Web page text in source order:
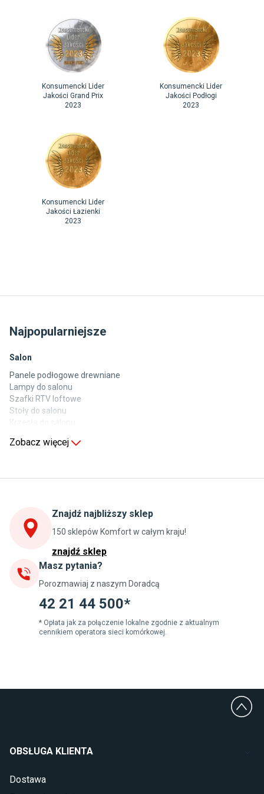
Konsumencki Lider
Jakości Grand Prix
2023
Konsumencki Lider
Jakości Podłogi
2023
Konsumencki Lider
Jakości Łazienki
2023
Najpopularniejsze
Salon
Panele podłogowe drewniane
Lampy do salonu
Szafki RTV loftowe
Stoły do salonu
Stoły do kuchni
Szafki kuchenne wiszące (górne)
Szafki pod zlewozmywak
Blaty kuchenne laminowane
Jadalnia
Stoły do jadalni
Krzesła do jadalni
Dywany szare
Lampy w stylu loftowym
Lampy wiszące do jadalni
Wanny Cersanit
Sypialnia
Zobacz więcej
Znajdź najbliższy sklep
150 sklepów Komfort w całym kraju!
znajdź sklep
Masz pytania?
Porozmawiaj z naszym Doradcą
42 21 44 500*
* Opłata jak za połączenie lokalne zgodnie z aktualnym
cennikiem operatora sieci komórkowej.
OBSŁUGA KLIENTA
Dostawa